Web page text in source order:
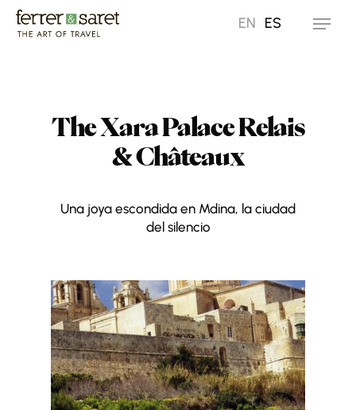
Skip
EN ES Menu
The Xara Palace Relais
& Châteaux
Una joya escondida en Mdina, la ciudad
del silencio